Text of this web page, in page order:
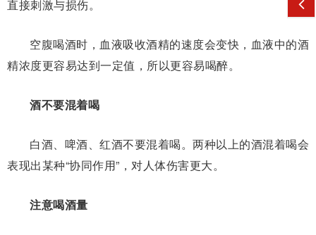
直接刺激与损伤。
空腹喝酒时，血液吸收酒精的速度会变快，血液中的酒
精浓度更容易达到一定值，所以更容易喝醉。
酒不要混着喝
白酒、啤酒、红酒不要混着喝。两种以上的酒混着喝会
表现出某种“协同作用”，对人体伤害更大。
注意喝酒量